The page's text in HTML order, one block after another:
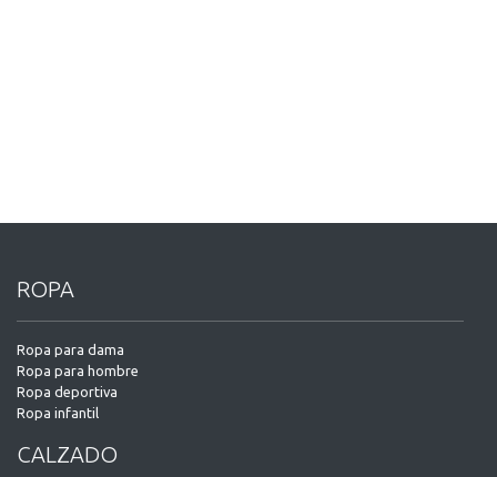
ROPA
Ropa para dama
Ropa para hombre
Ropa deportiva
Ropa infantil
CALZADO